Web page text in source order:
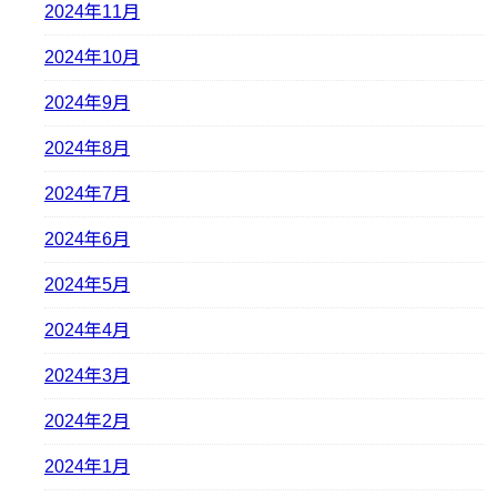
2024年11月
2024年10月
2024年9月
2024年8月
2024年7月
2024年6月
2024年5月
2024年4月
2024年3月
2024年2月
2024年1月